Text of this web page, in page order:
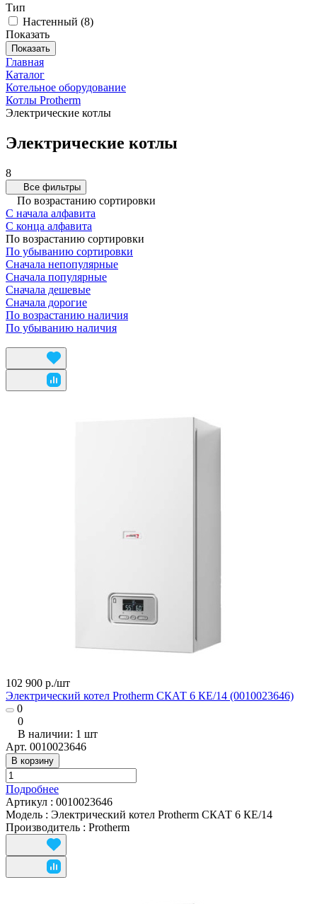
Тип
Настенный (8)
Показать
Показать
Главная
Каталог
Котельное оборудование
Котлы Protherm
Электрические котлы
Электрические котлы
8
Все фильтры
По возрастанию сортировки
С начала алфавита
С конца алфавита
По возрастанию сортировки
По убыванию сортировки
Сначала непопулярные
Сначала популярные
Сначала дешевые
Сначала дорогие
По возрастанию наличия
По убыванию наличия
102 900 р./шт
Электрический котел Protherm СКАТ 6 КE/14 (0010023646)
0
0
В наличии: 1 шт
Арт. 0010023646
В корзину
Подробнее
Артикул : 0010023646
Модель : Электрический котел Protherm СКАТ 6 КE/14
Производитель : Protherm